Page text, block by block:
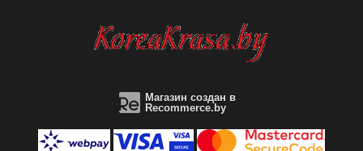
Магазин создан в
Recommerce.by